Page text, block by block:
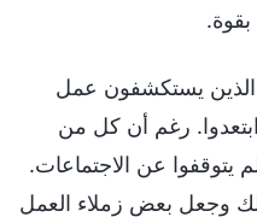
الذين يستكشفون عمل
رغم أن كل من
يتوقفوا عن الاجتماعات.
وجعل بعض زملاء العمل